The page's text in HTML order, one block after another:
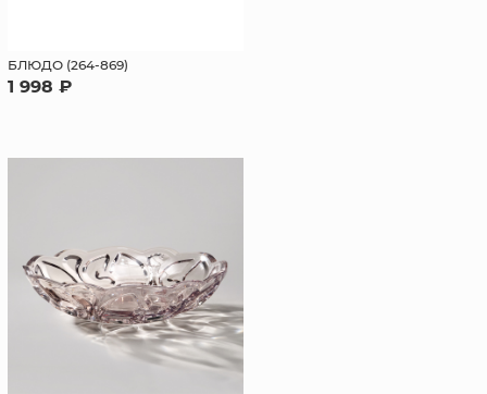
БЛЮДО (264-869)
1 998 ₽